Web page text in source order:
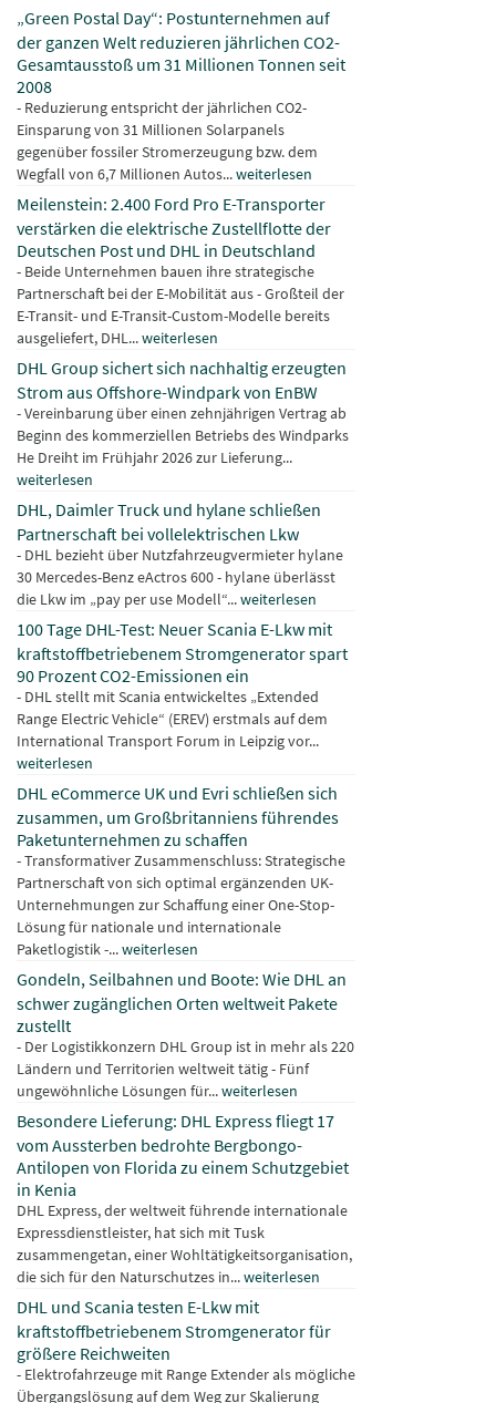
„Green Postal Day“: Postunternehmen auf
der ganzen Welt reduzieren jährlichen CO2-
Gesamtausstoß um 31 Millionen Tonnen seit
2008
- Reduzierung entspricht der jährlichen CO2-
Einsparung von 31 Millionen Solarpanels
gegenüber fossiler Stromerzeugung bzw. dem
Wegfall von 6,7 Millionen Autos...weiterlesen
Meilenstein: 2.400 Ford Pro E-Transporter
verstärken die elektrische Zustellflotte der
Deutschen Post und DHL in Deutschland
- Beide Unternehmen bauen ihre strategische
Partnerschaft bei der E-Mobilität aus - Großteil der
E-Transit- und E-Transit-Custom-Modelle bereits
ausgeliefert, DHL...weiterlesen
DHL Group sichert sich nachhaltig erzeugten
Strom aus Offshore-Windpark von EnBW
- Vereinbarung über einen zehnjährigen Vertrag ab
Beginn des kommerziellen Betriebs des Windparks
He Dreiht im Frühjahr 2026 zur Lieferung...
weiterlesen
DHL, Daimler Truck und hylane schließen
Partnerschaft bei vollelektrischen Lkw
- DHL bezieht über Nutzfahrzeugvermieter hylane
30 Mercedes-Benz eActros 600 - hylane überlässt
die Lkw im „pay per use Modell“...weiterlesen
100 Tage DHL-Test: Neuer Scania E-Lkw mit
kraftstoffbetriebenem Stromgenerator spart
90 Prozent CO2-Emissionen ein
- DHL stellt mit Scania entwickeltes „Extended
Range Electric Vehicle“ (EREV) erstmals auf dem
International Transport Forum in Leipzig vor...
weiterlesen
DHL eCommerce UK und Evri schließen sich
zusammen, um Großbritanniens führendes
Paketunternehmen zu schaffen
- Transformativer Zusammenschluss: Strategische
Partnerschaft von sich optimal ergänzenden UK-
Unternehmungen zur Schaffung einer One-Stop-
Lösung für nationale und internationale
Paketlogistik -...weiterlesen
Gondeln, Seilbahnen und Boote: Wie DHL an
schwer zugänglichen Orten weltweit Pakete
zustellt
- Der Logistikkonzern DHL Group ist in mehr als 220
Ländern und Territorien weltweit tätig - Fünf
ungewöhnliche Lösungen für...weiterlesen
Besondere Lieferung: DHL Express fliegt 17
vom Aussterben bedrohte Bergbongo-
Antilopen von Florida zu einem Schutzgebiet
in Kenia
DHL Express, der weltweit führende internationale
Expressdienstleister, hat sich mit Tusk
zusammengetan, einer Wohltätigkeitsorganisation,
die sich für den Naturschutzes in...weiterlesen
DHL und Scania testen E-Lkw mit
kraftstoffbetriebenem Stromgenerator für
größere Reichweiten
- Elektrofahrzeuge mit Range Extender als mögliche
Übergangslösung auf dem Weg zur Skalierung